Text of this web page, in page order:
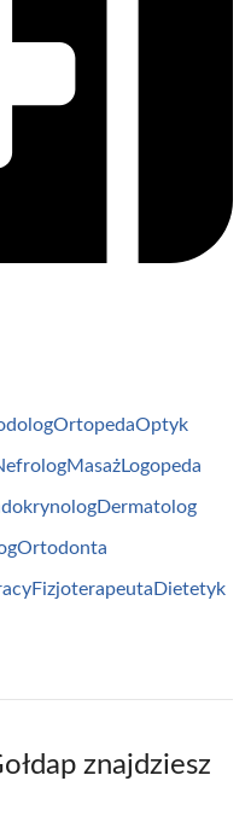
OrtopedaOptyk
MasażLogopeda
Dermatolog
Ortodonta
Fizjoterapeuta Dietetyk
znajdziesz